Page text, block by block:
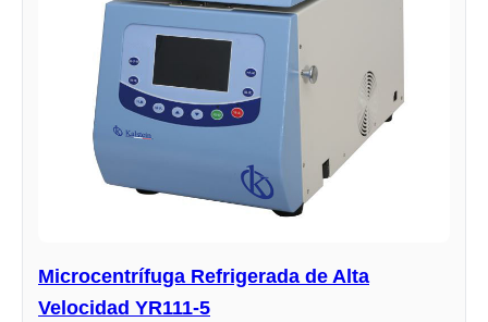
Microcentrífuga Refrigerada de Alta
Velocidad YR111-5